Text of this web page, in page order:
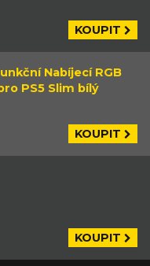
KOUPIT
Nabíjecí RGB
PS5 Slim bílý
KOUPIT
KOUPIT